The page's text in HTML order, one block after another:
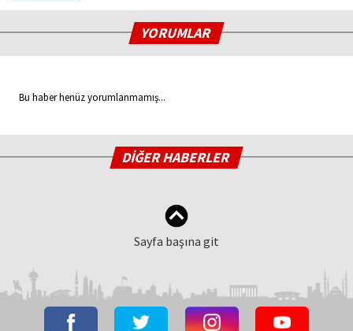
YORUMLAR
Bu haber henüz yorumlanmamış...
DİĞER HABERLER
Sayfa başına git